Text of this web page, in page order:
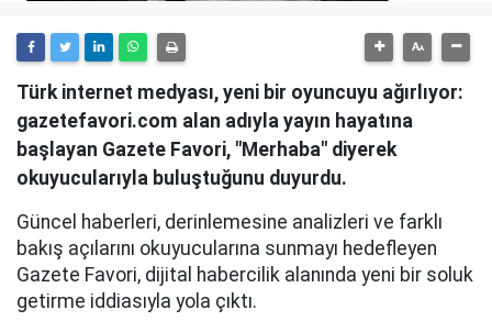
Türk internet medyası, yeni bir oyuncuyu ağırlıyor:
gazetefavori.com alan adıyla yayın hayatına
başlayan Gazete Favori, "Merhaba" diyerek
okuyucularıyla buluştuğunu duyurdu.
Güncel haberleri, derinlemesine analizleri ve farklı
bakış açılarını okuyucularına sunmayı hedefleyen
Gazete Favori, dijital habercilik alanında yeni bir soluk
getirme iddiasıyla yola çıktı.